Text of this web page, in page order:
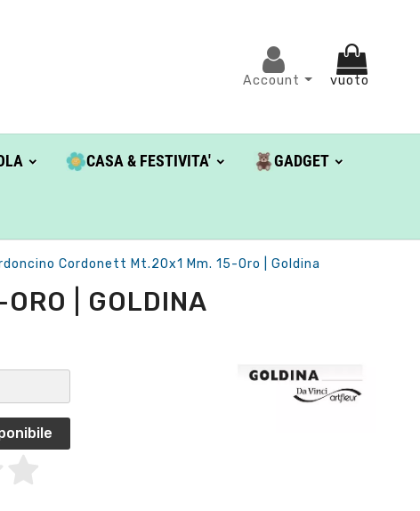
Account vuoto
CASA & FESTIVITA' GADGET
Cordonett Mt.20x1 Mm. 15-Oro | Goldina
| GOLDINA